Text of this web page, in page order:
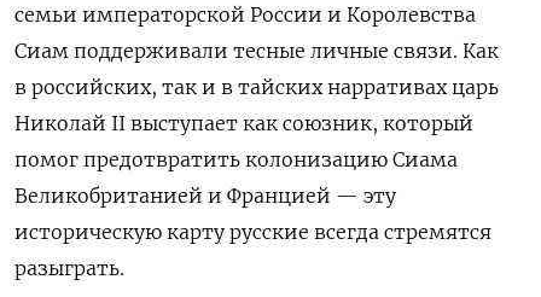
семьи императорской России и Королевства
Сиам поддерживали тесные личные связи. Как
в российских, так и в тайских нарративах царь
Николай II выступает как союзник, который
помог предотвратить колонизацию Сиама
Великобританией и Францией — эту
историческую карту русские всегда стремятся
разыграть.